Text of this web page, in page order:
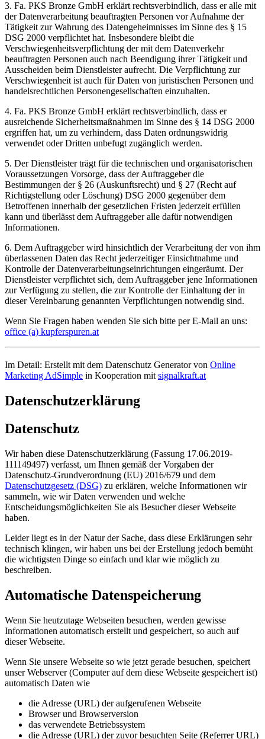
3. Fa. PKS Bronze GmbH erklärt rechtsverbindlich, dass er alle mit
der Datenverarbeitung beauftragten Personen vor Aufnahme der
Tätigkeit zur Wahrung des Datengeheimnisses im Sinne des § 15
DSG 2000 verpflichtet hat. Insbesondere bleibt die
Verschwiegenheitsverpflichtung der mit dem Datenverkehr
beauftragten Personen auch nach Beendigung ihrer Tätigkeit und
Ausscheiden beim Dienstleister aufrecht. Die Verpflichtung zur
Verschwiegenheit ist auch für Daten von juristischen Personen und
handelsrechtlichen Personengesellschaften einzuhalten.
4. Fa. PKS Bronze GmbH erklärt rechtsverbindlich, dass er
ausreichende Sicherheitsmaßnahmen im Sinne des § 14 DSG 2000
ergriffen hat, um zu verhindern, dass Daten ordnungswidrig
verwendet oder Dritten unbefugt zugänglich werden.
5. Der Dienstleister trägt für die technischen und organisatorischen
Voraussetzungen Vorsorge, dass der Auftraggeber die
Bestimmungen der § 26 (Auskunftsrecht) und § 27 (Recht auf
Richtigstellung oder Löschung) DSG 2000 gegenüber dem
Betroffenen innerhalb der gesetzlichen Fristen jederzeit erfüllen
kann und überlässt dem Auftraggeber alle dafür notwendigen
Informationen.
6. Dem Auftraggeber wird hinsichtlich der Verarbeitung der von ihm
überlassenen Daten das Recht jederzeitiger Einsichtnahme und
Kontrolle der Datenverarbeitungseinrichtungen eingeräumt. Der
Dienstleister verpflichtet sich, dem Auftraggeber jene Informationen
zur Verfügung zu stellen, die zur Kontrolle der Einhaltung der in
dieser Vereinbarung genannten Verpflichtungen notwendig sind.
Wenn Sie Fragen haben wenden Sie sich bitte per E-Mail an uns:
office (a) kupferspuren.at
Im Detail: Erstellt mit dem Datenschutz Generator von Online
Marketing AdSimple in Kooperation mit signalkraft.at
Datenschutzerklärung
Datenschutz
Wir haben diese Datenschutzerklärung (Fassung 17.06.2019-
111149497) verfasst, um Ihnen gemäß der Vorgaben der
Datenschutz-Grundverordnung (EU) 2016/679 und dem
Datenschutzgesetz (DSG) zu erklären, welche Informationen wir
sammeln, wie wir Daten verwenden und welche
Entscheidungsmöglichkeiten Sie als Besucher dieser Webseite
haben.
Leider liegt es in der Natur der Sache, dass diese Erklärungen sehr
technisch klingen, wir haben uns bei der Erstellung jedoch bemüht
die wichtigsten Dinge so einfach und klar wie möglich zu
beschreiben.
Automatische Datenspeicherung
Wenn Sie heutzutage Webseiten besuchen, werden gewisse
Informationen automatisch erstellt und gespeichert, so auch auf
dieser Webseite.
Wenn Sie unsere Webseite so wie jetzt gerade besuchen, speichert
unser Webserver (Computer auf dem diese Webseite gespeichert ist)
automatisch Daten wie
die Adresse (URL) der aufgerufenen Webseite
Browser und Browserversion
das verwendete Betriebssystem
die Adresse (URL) der zuvor besuchten Seite (Referrer URL)